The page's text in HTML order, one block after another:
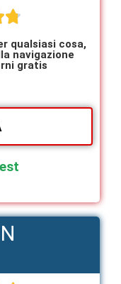

qualsiasi cosa,
navigazione
gratis